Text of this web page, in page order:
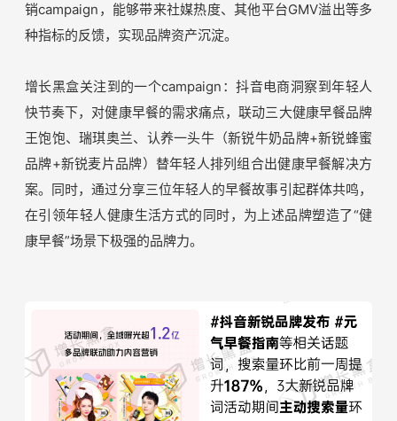
GMV之外实现品牌资产沉淀
兴趣电商具有原生媒体属性，使得品牌在抖音电商进行的营
销，不仅可以收获销售量，还能收获用户对品牌的认知，实
现品牌发酵。
具体实践中：品牌在兴趣电商平台打磨爆款内容，依靠大流
量、兴趣契合人群的长尾效应，在站内成交的同时，引导站
内外话题持续发酵，沉淀品牌资产。一次成功的兴趣电商营
增长黑盒关注到的一个campaign：抖音电商洞察到年轻人
快节奏下，对健康早餐的需求痛点，联动三大健康早餐品牌
王饱饱、瑞琪奥兰、认养一头牛（新锐牛奶品牌+新锐蜂蜜
品牌+新锐麦片品牌）替年轻人排列组合出健康早餐解决方